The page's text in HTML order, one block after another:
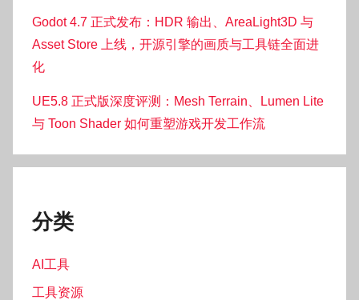
Godot 4.7 正式发布：HDR 输出、AreaLight3D 与
Asset Store 上线，开源引擎的画质与工具链全面进
化
UE5.8 正式版深度评测：Mesh Terrain、Lumen Lite
与 Toon Shader 如何重塑游戏开发工作流
分类
AI工具
工具资源